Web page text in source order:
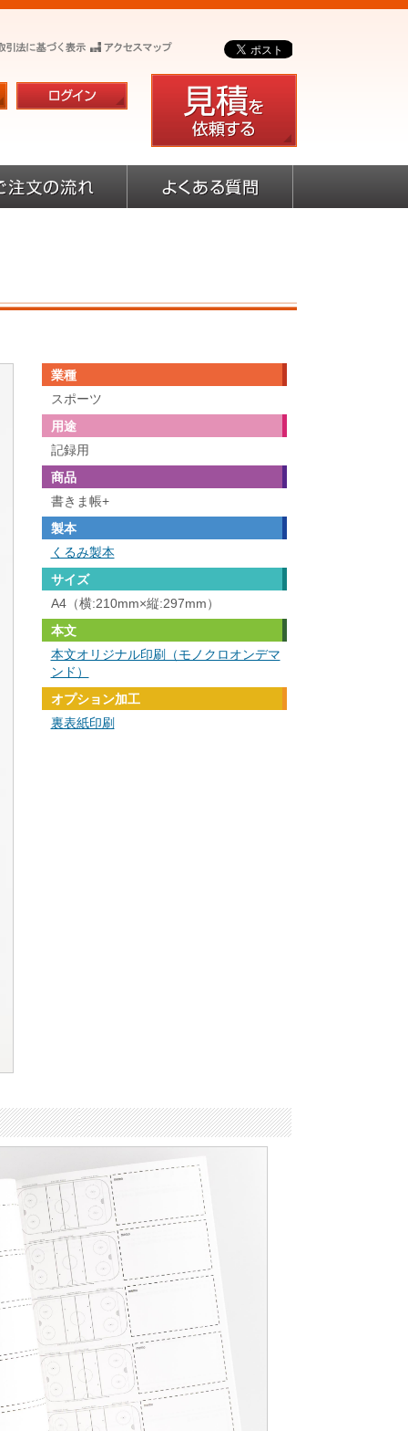
業種
スポーツ
用途
記録用
商品
書きま帳+
製本
くるみ製本
サイズ
A4（横:210mm×縦:297mm）
本文
本文オリジナル印刷（モノクロオンデマ
ンド）
オプション加工
裏表紙印刷